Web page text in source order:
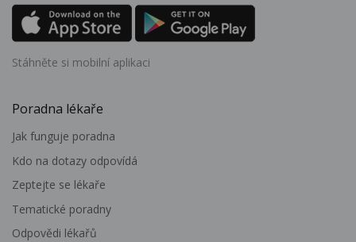
Stáhněte si mobilní aplikaci
Poradna lékaře
Jak funguje poradna
Kdo na dotazy odpovídá
Zeptejte se lékaře
Tematické poradny
Odpovědi lékařů